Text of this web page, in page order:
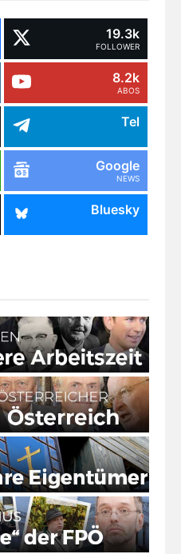
19.3k
FOLLOWER
8.2k
ABOS
Tel
Google
NEWS
Bluesky